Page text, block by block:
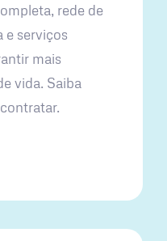
rede de
e serviços
mais
vida. Saiba